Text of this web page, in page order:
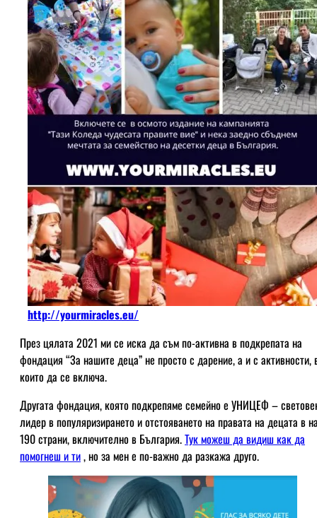
http://yourmiracles.eu/
През цялата 2021 ми се иска да съм по-активна в подкрепата на
фондация “За нашите деца” не просто с дарение, а и с активности,
които да се включа.
Другата фондация, която подкрепяме семейно е УНИЦЕФ –
лидер в популяризирането и отстояването на правата на децата в
190 страни, включително в България.Тук можеш да видиш как да
помогнеш и ти, но за мен е по-важно да разкажа друго.